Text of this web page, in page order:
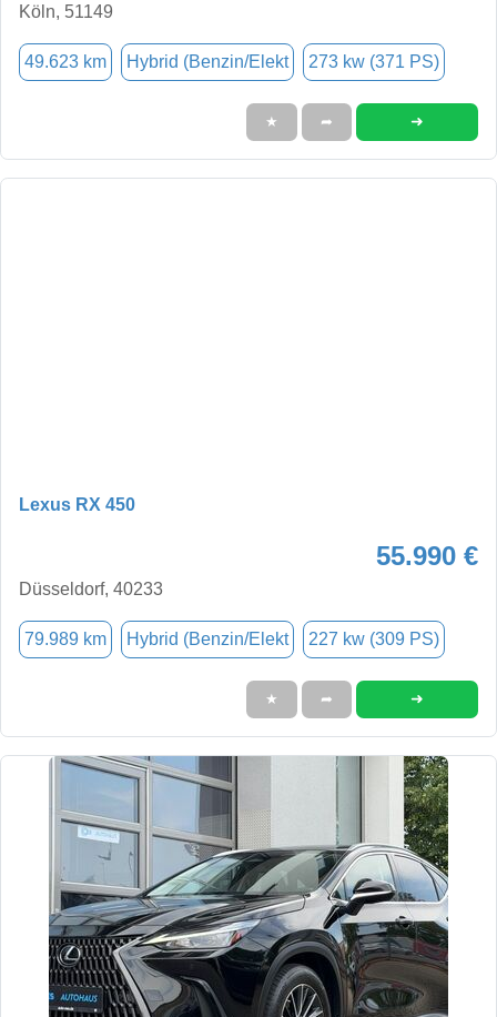
Köln, 51149
49.623 km Hybrid (Benzin/Elekt 273 kw (371 PS)
★ ➦ ➜
Lexus RX 450
55.990 €
Düsseldorf, 40233
79.989 km Hybrid (Benzin/Elekt 227 kw (309 PS)
★ ➦ ➜